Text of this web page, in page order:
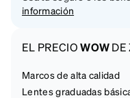
información
EL PRECIOWOWDE
Marcos de alta calidad
Lentes graduadas